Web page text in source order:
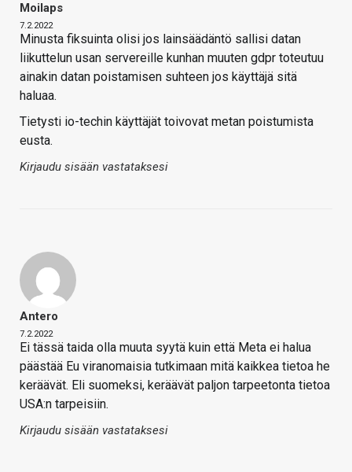
Moilaps
7.2.2022
Minusta fiksuinta olisi jos lainsäädäntö sallisi datan
liikuttelun usan servereille kunhan muuten gdpr toteutuu
ainakin datan poistamisen suhteen jos käyttäjä sitä
haluaa.
Tietysti io-techin käyttäjät toivovat metan poistumista
eusta.
Kirjaudu sisään vastataksesi
Antero
7.2.2022
Ei tässä taida olla muuta syytä kuin että Meta ei halua
päästää Eu viranomaisia tutkimaan mitä kaikkea tietoa he
keräävät. Eli suomeksi, keräävät paljon tarpeetonta tietoa
USA:n tarpeisiin.
Kirjaudu sisään vastataksesi